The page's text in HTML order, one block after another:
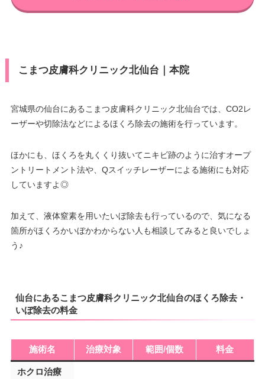
こまつ皮膚科クリニック北仙台｜本院
宮城県の仙台にあるこまつ皮膚科クリニック北仙台では、CO2レ
ーザーや切除法などによるほくろ除去の施術を行っています。
ほかにも、ほくろを丸くくり抜いてニキビ跡のように治すオープ
ントリートメント法や、Qスイッチレーザーによる施術にも対応
していますよ◎
加えて、液体窒素を用いたいぼ除去も行っているので、気になる
箇所がほくろかいぼかわからない人も相談してみると良いでしょ
う♪
仙台にあるこまつ皮膚科クリニック北仙台のほくろ除去・
いぼ除去の料金
施術名 治療対象 範囲/個数 料金
ホクロ治療